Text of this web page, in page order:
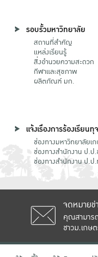
รอบรั้วมหาวิทยาลัย
สถานที่สำคัญ
แหล่งเรียนรู้
สิ่งอำนวยความสะดวก
กีฬาและสุขภาพ
ผลิตภัณฑ์ มก.
แจ้งเรื่องการร้องเรียน
ช่องทางมหาวิทยาลัยเ
ช่องทางสำนักงาน ป.ป
ช่องทางสำนักงาน ป.ป
จดหมายข่
คุณสามาร
ชาวม.เกษ